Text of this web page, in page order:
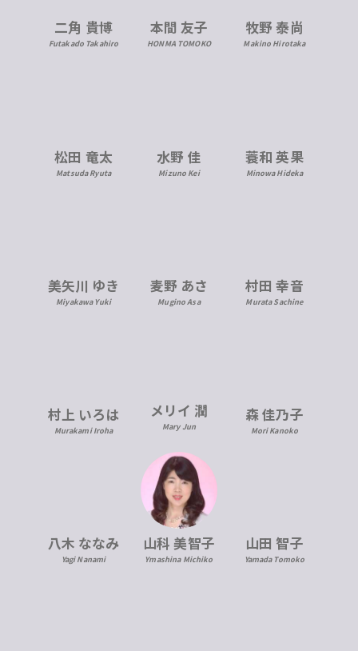
二角 貴博
Futakado Takahiro
本間 友子
HONMA TOMOKO
牧野 泰尚
Makino Hirotaka
松田 竜太
Matsuda Ryuta
水野 佳
Mizuno Kei
蓑和 英果
Minowa Hideka
美矢川 ゆき
Miyakawa Yuki
麦野 あさ
Mugino Asa
村田 幸音
Murata Sachine
村上 いろは
Murakami Iroha
メリイ 潤
Mary Jun
森 佳乃子
Mori Kanoko
八木 ななみ
Yagi Nanami
山科 美智子
Ymashina Michiko
山田 智子
Yamada Tomoko